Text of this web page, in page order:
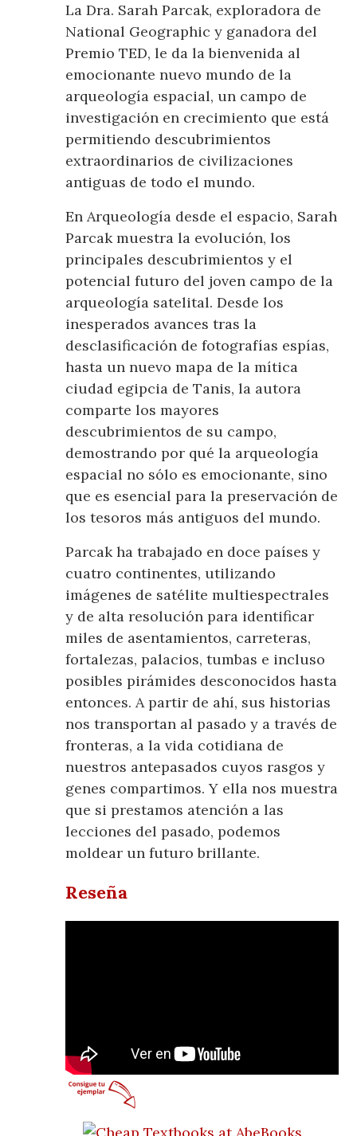
La Dra. Sarah Parcak, exploradora de
National Geographic y ganadora del
Premio TED, le da la bienvenida al
emocionante nuevo mundo de la
arqueología espacial, un campo de
investigación en crecimiento que está
permitiendo descubrimientos
extraordinarios de civilizaciones
antiguas de todo el mundo.
En Arqueología desde el espacio, Sarah
Parcak muestra la evolución, los
principales descubrimientos y el
potencial futuro del joven campo de la
arqueología satelital. Desde los
inesperados avances tras la
desclasificación de fotografías espías,
hasta un nuevo mapa de la mítica
ciudad egipcia de Tanis, la autora
comparte los mayores
descubrimientos de su campo,
demostrando por qué la arqueología
espacial no sólo es emocionante, sino
que es esencial para la preservación de
los tesoros más antiguos del mundo.
Parcak ha trabajado en doce países y
cuatro continentes, utilizando
imágenes de satélite multiespectrales
y de alta resolución para identificar
miles de asentamientos, carreteras,
fortalezas, palacios, tumbas e incluso
posibles pirámides desconocidos hasta
entonces. A partir de ahí, sus historias
nos transportan al pasado y a través de
fronteras, a la vida cotidiana de
nuestros antepasados cuyos rasgos y
genes compartimos. Y ella nos muestra
que si prestamos atención a las
lecciones del pasado, podemos
moldear un futuro brillante.
Reseña